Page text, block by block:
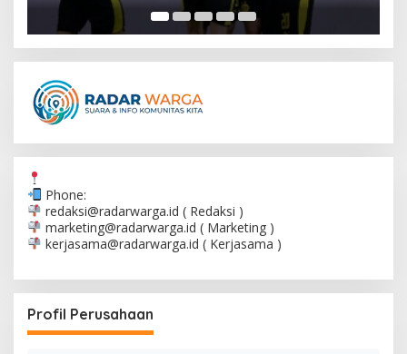
Phone:
redaksi@radarwarga.id ( Redaksi )
marketing@radarwarga.id ( Marketing )
kerjasama@radarwarga.id ( Kerjasama )
Profil Perusahaan